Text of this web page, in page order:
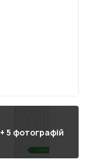
+ 5 фотографій